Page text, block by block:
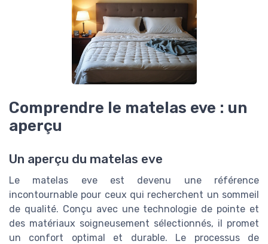
Comprendre le matelas eve : un
aperçu
Un aperçu du matelas eve
Le matelas eve est devenu une référence
incontournable pour ceux qui recherchent un sommeil
de qualité. Conçu avec une technologie de pointe et
des matériaux soigneusement sélectionnés, il promet
un confort optimal et durable. Le processus de